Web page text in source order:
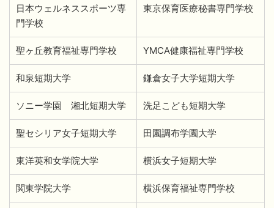
日本ウェルネススポーツ専
門学校
東京保育医療秘書専門学校
聖ヶ丘教育福祉専門学校 YMCA健康福祉専門学校
和泉短期大学 鎌倉女子大学短期大学
ソニー学園 湘北短期大学 洗足こども短期大学
聖セシリア女子短期大学 田園調布学園大学
東洋英和女学院大学 横浜女子短期大学
関東学院大学 横浜保育福祉専門学校